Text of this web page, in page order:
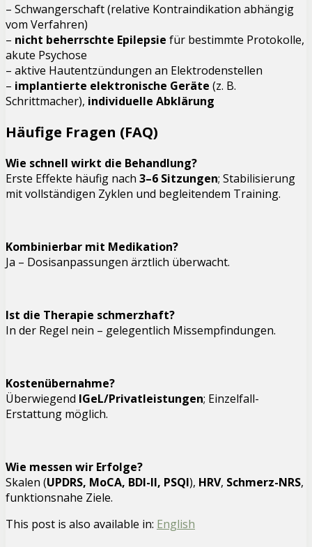
– Schwangerschaft (relative Kontraindikation abhängig
vom Verfahren)
– nicht beherrschte Epilepsie für bestimmte Protokolle,
akute Psychose
– aktive Hautentzündungen an Elektrodenstellen
– implantierte elektronische Geräte (z. B.
Schrittmacher), individuelle Abklärung
Häufige Fragen (FAQ)
Wie schnell wirkt die Behandlung?
Erste Effekte häufig nach 3–6 Sitzungen; Stabilisierung
mit vollständigen Zyklen und begleitendem Training.
Kombinierbar mit Medikation?
Ja – Dosisanpassungen ärztlich überwacht.
Ist die Therapie schmerzhaft?
In der Regel nein – gelegentlich Missempfindungen.
Kostenübernahme?
Überwiegend IGeL/Privatleistungen; Einzelfall-
Erstattung möglich.
Wie messen wir Erfolge?
Skalen (UPDRS, MoCA, BDI-II, PSQI), HRV, Schmerz-NRS,
funktionsnahe Ziele.
This post is also available in: English